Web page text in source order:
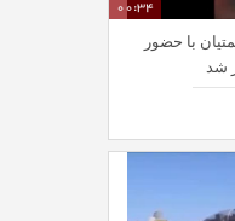
00:34
با حضور
شد